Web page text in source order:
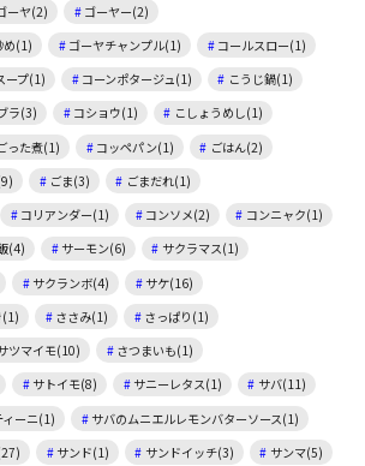
ーヤ(2)
ゴーヤー(2)
め(1)
ゴーヤチャンプル(1)
コールスロー(1)
ープ(1) コーンポタージュ(1)
こうじ鍋(1)
ラ(3) コショウ(1)
こしょうめし(1)
った煮(1) コッペパン(1)
ごはん(2)
ごま(3)
ごまだれ(1)
コリアンダー(1) コンソメ(2)
コンニャク(1)
(4) サーモン(6)
サクラマス(1)
サクランボ(4)
サケ(16)
(1)
ささみ(1)
さっぱり(1)
ツマイモ(10)
さつまいも(1)
サトイモ(8) サニーレタス(1)
サバ(11)
ィーニ(1)
サバのムニエルレモンバターソース(1)
サンド(1) サンドイッチ(3)
サンマ(5)